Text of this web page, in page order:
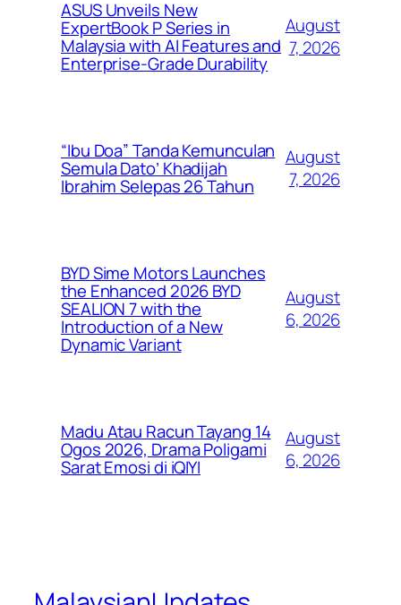
ASUS Unveils New
ExpertBook P Series in
Malaysia with AI Features and
Enterprise-Grade Durability
August
7, 2026
“Ibu Doa” Tanda Kemunculan
Semula Dato’ Khadijah
Ibrahim Selepas 26 Tahun
August
7, 2026
BYD Sime Motors Launches
the Enhanced 2026 BYD
SEALION 7 with the
Introduction of a New
Dynamic Variant
August
6, 2026
Madu Atau Racun Tayang 14
Ogos 2026, Drama Poligami
Sarat Emosi di iQIYI
August
6, 2026